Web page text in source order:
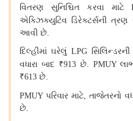
વિતરણ
સુનિશ્ચિત કરવા માટે
એક્ઝિક્યુટિવ ડિરેક્ટર્સની ત્રણ
આવી છે.
દિલ્હીમાં ઘરેલું LPG સિલિન્ડરની
વધારા બાદ ₹913 છે. PMUY
₹613 છે.
PMUY પરિવાર માટે, તાજેતરનો
છે.